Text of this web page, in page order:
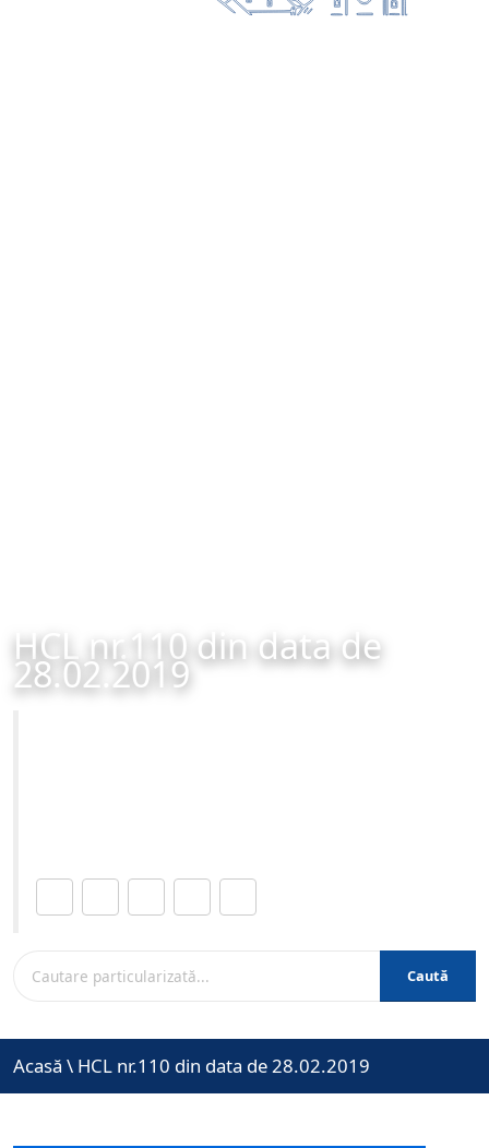
HCL nr.110 din data de
28.02.2019
Caută
Acasă \ HCL nr.110 din data de 28.02.2019